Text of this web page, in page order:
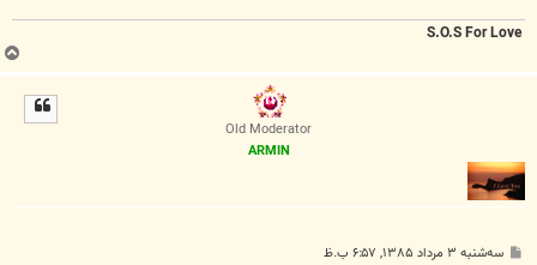
S.O.S For Love
ب
ا
Old Moderator
ARMIN
پ سه‌شنبه ۳ مرداد ۱۳۸۵, ۶:۵۷ ب.ظ